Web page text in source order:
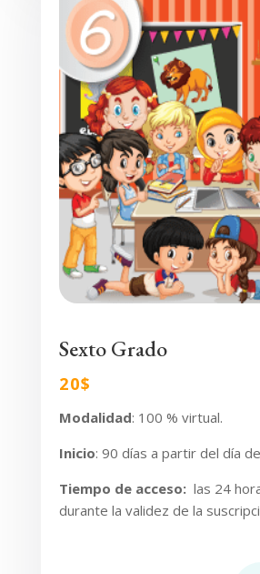
Sexto Grado
20$
Modalidad: 100 % virtual.
Inicio: 90 días a partir del día
Tiempo de acceso: las 24
durante la validez de la